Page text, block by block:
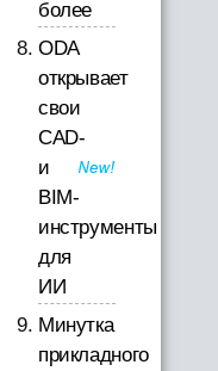
более
ODA
открывает
свои
CAD-
и
BIM-
инструменты
для
ИИ
Минутка
прикладного